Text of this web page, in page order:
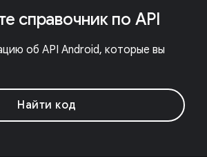
справочник по API
об API Android, которые вы
Найти код